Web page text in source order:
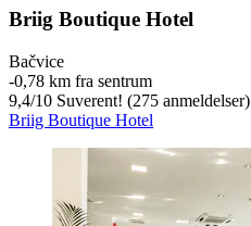
Briig Boutique Hotel
Bačvice
‐0,78 km fra sentrum
9,4/10 Suverent! (275 anmeldelser)
Briig Boutique Hotel